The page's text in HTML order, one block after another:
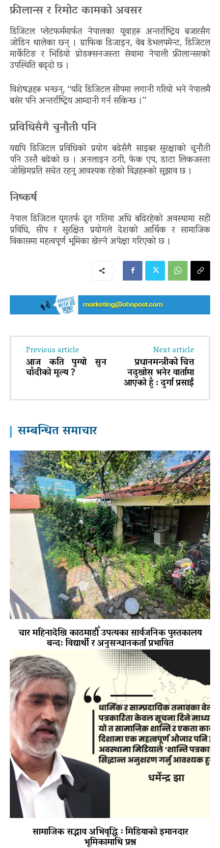
फ्रीलान्स र रिमोट कामको अवसर
डिजिटल प्लेटफर्ममार्फत नेपालका युवाहरू अन्तर्राष्ट्रिय बजारसँग
जोडिन थालेका छन् । ग्राफिक डिजाइन, वेब डेभलपमेन्ट, डिजिटल
मार्केटिङ र भिडियो प्रोडक्सनजस्ता सेवामा नेपाली फ्रीलान्सरको
उपस्थिति बढ्दो छ ।
विशेषज्ञहरू भन्छन्, “यदि डिजिटल सीपमा लगानी गरियो भने नेपालमै
बसेर पनि अन्तर्राष्ट्रिय आम्दानी गर्न सकिन्छ ।”
प्रविधिसँगै चुनौती पनि
यद्यपि डिजिटल प्रविधिको प्रयोग बढेसँगै साइबर सुरक्षाको चुनौती
पनि उस्तै बढेको छ । अनलाइन ठगी, फेक एप, डाटा लिकजस्ता
जोखिमप्रति सचेत रहनु आवश्यक रहेको विज्ञहरूको सुझाव छ ।
निष्कर्ष
नेपाल डिजिटल युगतर्फ द्रुत गतिमा अघि बढिरहेको अवस्थामा सही
प्रविधि, सीप र सुरक्षित प्रयोगले देशको आर्थिक र सामाजिक
विकासमा महत्वपूर्ण भूमिका खेल्ने अपेक्षा गरिएको छ ।
Previous article
आज कति पुग्यो सुन
चाँदीको मूल्य ?
Next article
प्रधानमन्त्रीको चित्त
नदुखोस भनेर वार्तामा
आएको हुँ : दुर्गा प्रसाईं
सम्बन्धित समाचार
चार महिनादेखि काठमाडौँ उपत्यका सार्वजनिक पुस्तकालय
बन्द: विद्यार्थी र अनुसन्धानकर्ता प्रभावित
सामाजिक सद्भाव अभिवृद्धि ः मिडियाको इमानदार
भूमिकामाथि प्रश्न